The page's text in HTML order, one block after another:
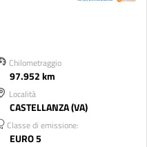
Chilometraggio
97.952 km
Località
CASTELLANZA (VA)
Classe di emissione:
EURO 5